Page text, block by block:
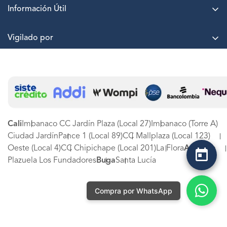
Compra por WhatsApp
Nuestras sedes
Trabaja con nosotros
Estado de PQRSF
Información Útil
Paga a cuotas sin interés
Canal de denuncias LASKIN SA
Vigilado por
Cali Imbanaco CC Jardín Plaza (Local 27) Imbanaco (Torre A)
Ciudad JardínPance 1 (Local 89)CC Mallplaza (Local 123)
Oeste (Local 4)CC Chipichape (Local 201)La FloraArmenia
Plazuela Los FundadoresBugaSanta Lucía